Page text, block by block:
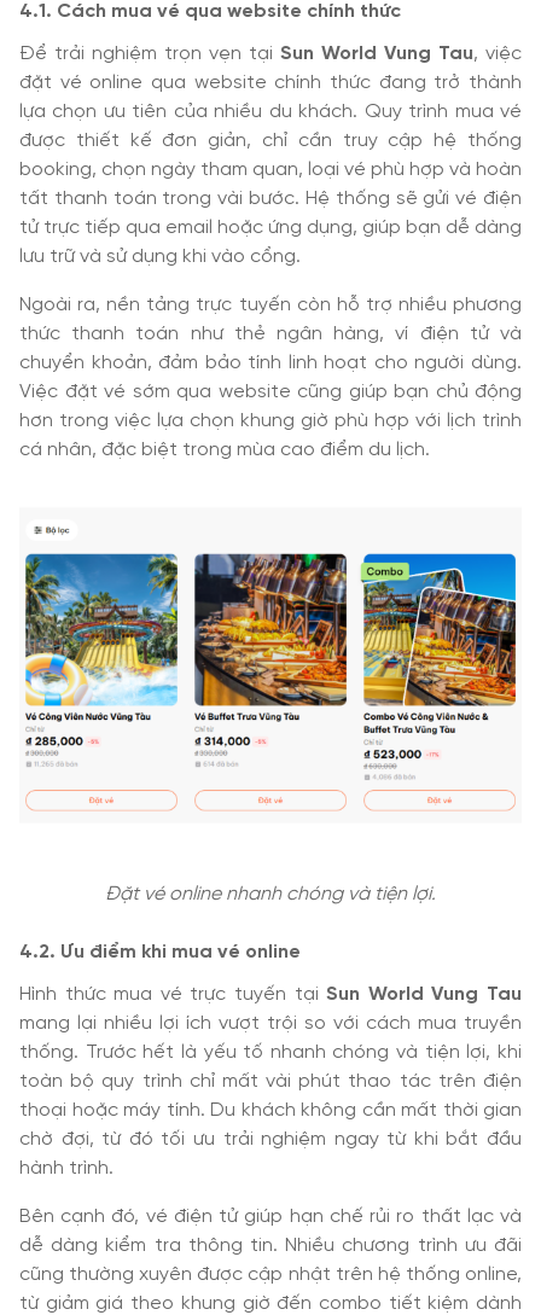
4.1. Cách mua vé qua website chính thức
Để trải nghiệm trọn vẹn tại Sun World Vung Tau, việc
đặt vé online qua website chính thức đang trở thành
lựa chọn ưu tiên của nhiều du khách. Quy trình mua vé
được thiết kế đơn giản, chỉ cần truy cập hệ thống
booking, chọn ngày tham quan, loại vé phù hợp và hoàn
tất thanh toán trong vài bước. Hệ thống sẽ gửi vé điện
tử trực tiếp qua email hoặc ứng dụng, giúp bạn dễ dàng
lưu trữ và sử dụng khi vào cổng.
Ngoài ra, nền tảng trực tuyến còn hỗ trợ nhiều phương
thức thanh toán như thẻ ngân hàng, ví điện tử và
chuyển khoản, đảm bảo tính linh hoạt cho người dùng.
Việc đặt vé sớm qua website cũng giúp bạn chủ động
hơn trong việc lựa chọn khung giờ phù hợp với lịch trình
cá nhân, đặc biệt trong mùa cao điểm du lịch.
Đặt vé online nhanh chóng và tiện lợi.
4.2. Ưu điểm khi mua vé online
Hình thức mua vé trực tuyến tạiSun World Vung Tau
mang lại nhiều lợi ích vượt trội so với cách mua truyền
thống. Trước hết là yếu tố nhanh chóng và tiện lợi, khi
toàn bộ quy trình chỉ mất vài phút thao tác trên điện
thoại hoặc máy tính. Du khách không cần mất thời gian
chờ đợi, từ đó tối ưu trải nghiệm ngay từ khi bắt đầu
hành trình.
Bên cạnh đó, vé điện tử giúp hạn chế rủi ro thất lạc và
dễ dàng kiểm tra thông tin. Nhiều chương trình ưu đãi
cũng thường xuyên được cập nhật trên hệ thống online,
từ giảm giá theo khung giờ đến combo tiết kiệm dành